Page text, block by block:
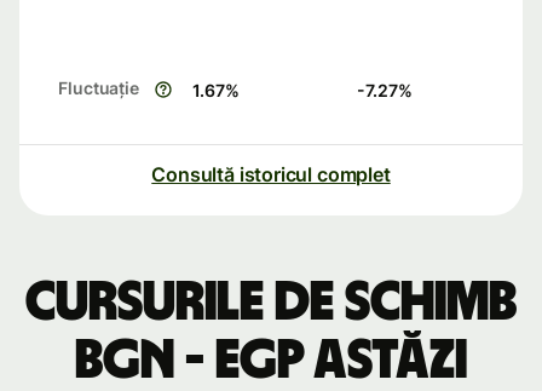
Fluctuație 1.67% -7.27%
Consultă istoricul complet
Cursurile de schimb
BGN - EGP astăzi